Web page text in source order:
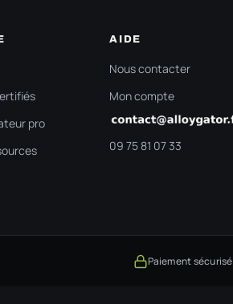
pro
AIDE
Nous contacter
Mon compte
09 75 81 07 33
Paiement sécurisé